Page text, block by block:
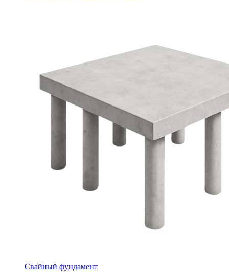
Свайный фундамент